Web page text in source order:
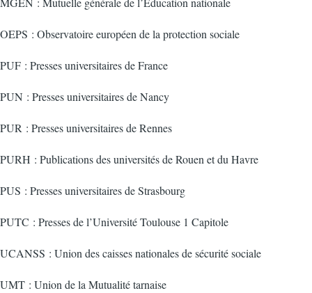
OEPS : Observatoire européen de la protection sociale
PUF : Presses universitaires de France
PUN : Presses universitaires de Nancy
PUR : Presses universitaires de Rennes
PURH : Publications des universités de Rouen et du Havre
PUS : Presses universitaires de Strasbourg
PUTC : Presses de l’Université Toulouse 1 Capitole
UCANSS : Union des caisses nationales de sécurité sociale
UMT : Union de la Mutualité tarnaise